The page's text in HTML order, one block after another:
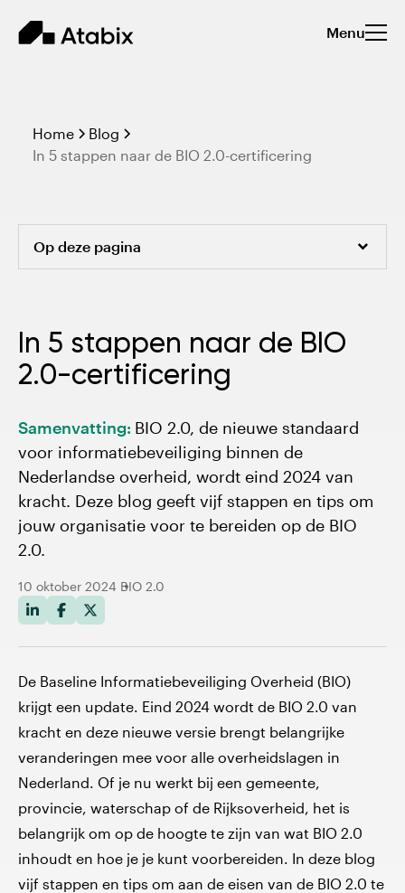
Menu
Home
Blog
In 5 stappen naar de BIO 2.0-certificering
Op deze pagina
Hoe word ik BIO 2.0-compliant?
Stappenplan voorbereiding op BIO 2.0
In 5 stappen naar de BIO
2.0-certificering
Samenvatting: BIO 2.0, de nieuwe standaard
voor informatiebeveiliging binnen de
Nederlandse overheid, wordt eind 2024 van
kracht. Deze blog geeft vijf stappen en tips om
jouw organisatie voor te bereiden op de BIO
2.0.
10 oktober 2024 BIO 2.0
De Baseline Informatiebeveiliging Overheid (BIO)
krijgt een update. Eind 2024 wordt de BIO 2.0 van
kracht en deze nieuwe versie brengt belangrijke
veranderingen mee voor alle overheidslagen in
Nederland. Of je nu werkt bij een gemeente,
provincie, waterschap of de Rijksoverheid, het is
belangrijk om op de hoogte te zijn van wat BIO 2.0
inhoudt en hoe je je kunt voorbereiden. In deze blog
vijf stappen en tips om aan de eisen van de BIO 2.0 te